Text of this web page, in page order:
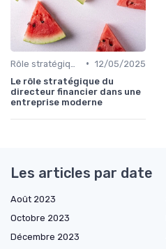
• 12/05/2025
Le rôle stratégique du
directeur financier dans une
entreprise moderne
Les articles par date
Août 2023
Octobre 2023
Décembre 2023